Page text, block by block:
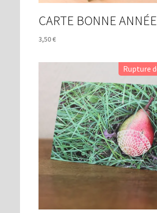
CARTE BONNE ANNÉE
3,50€